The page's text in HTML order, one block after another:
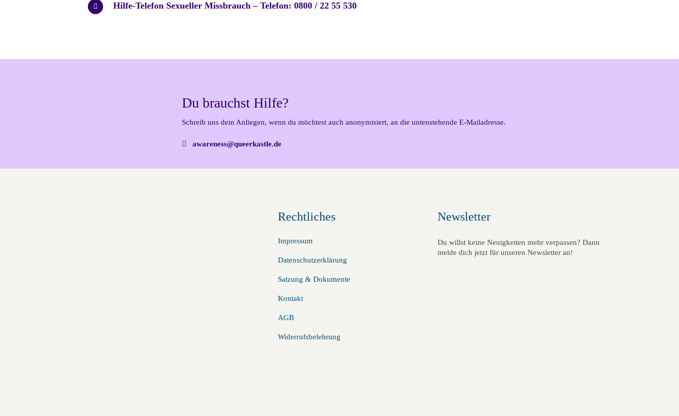
Hilfe-Telefon Sexueller Missbrauch – Telefon: 0800 / 22 55 530
Du brauchst Hilfe?
Schreib uns dein Anliegen, wenn du möchtest auch anonymisiert, an die untenstehende E-Mailadresse.
awareness@queerkastle.de
Rechtliches
Impressum
Datenschutzerklärung
Satzung & Dokumente
Kontakt
AGB
Widerrufsbelehrung
Newsletter
Du willst keine Neuigkeiten mehr verpassen? Dann
melde dich jetzt für unseren Newsletter an!